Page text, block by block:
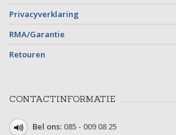
Privacyverklaring
RMA/Garantie
Retouren
CONTACTINFORMATIE
Bel ons: 085 - 009 08 25